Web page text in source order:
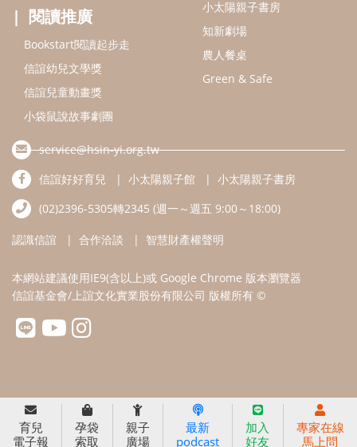
(02)2396-5305轉2345 (週一～週五 9:00～18:00)
認識信誼 合作洽談 智慧財產權聲明
本網站建議使用IE9(含以上)或 Google Chrome 版本瀏覽器
信誼基金會/上誼文化實業股份有限公司 版權所有 ©
育兒
電子報
孕袋
索取
親子
廣場
最新
podcast
加入
好友
專家在線
馬上問